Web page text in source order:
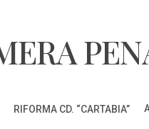
RIFORMA CD. “CARTABIA”